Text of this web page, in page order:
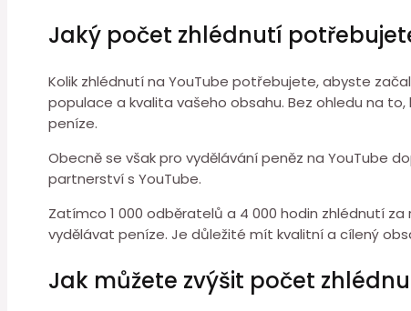
Jaký počet zhlédnutí
Kolik zhlédnutí na YouTube potřebujete, abyste
populace a kvalita vašeho obsahu. Bez ohledu na
peníze.
Obecně se však pro vydělávání peněz na YouTube
partnerství s YouTube.
Zatímco 1 000 odběratelů a 4 000 hodin zhlédnutí
vydělávat peníze. Je důležité mít kvalitní a cílený
Jak můžete zvýšit počet